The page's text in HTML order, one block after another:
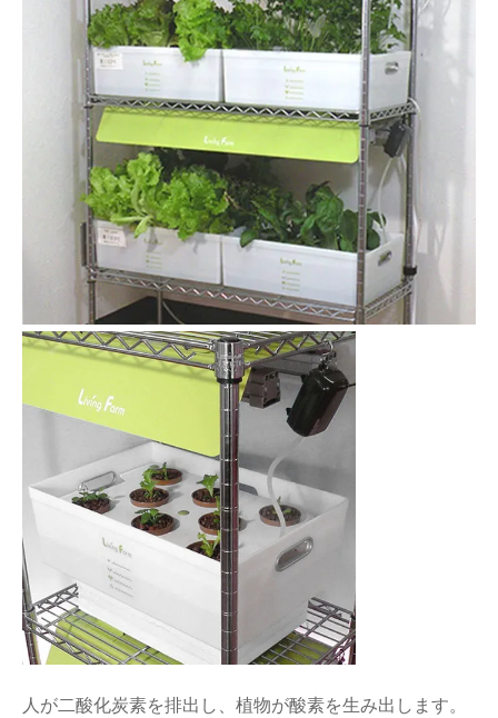
人が二酸化炭素を排出し、植物が酸素を生み出します。